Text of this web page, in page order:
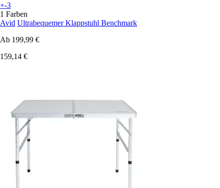
+-3
1 Farben
Avid Ultrabequemer Klappstuhl Benchmark
Ab 199,99 €
159,14 €